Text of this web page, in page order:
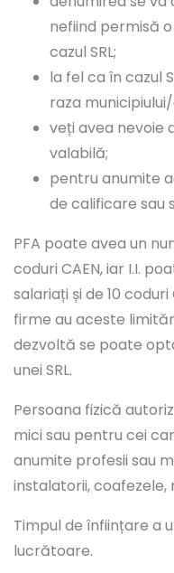
nefiind permisă
cazul SRL;
la fel ca în cazul
raza
veți avea nevoie
valabilă;
pentru anumite
de calificare sau
PFA poate avea un
coduri CAEN, iar I.I.
salariați și de 10
firme au aceste
dezvoltă se poate
unei SRL.
Persoana fizică
mici sau pentru cei
anumite profesii sau
instalatorii, coafezele,
Timpul de înființare a
lucrătoare.